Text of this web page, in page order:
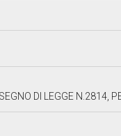
LEGGE N.2814, PER LA